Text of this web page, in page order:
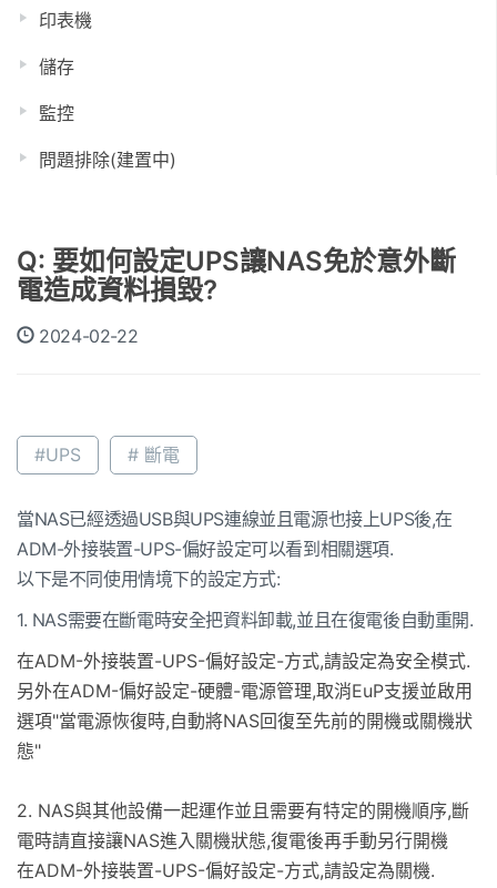
印表機
儲存
監控
問題排除(建置中)
Q: 要如何設定UPS讓NAS免於意外斷
電造成資料損毀?
2024-02-22
#UPS # 斷電
當NAS已經透過USB與UPS連線並且電源也接上UPS後,在
ADM-外接裝置-UPS-偏好設定可以看到相關選項.
以下是不同使用情境下的設定方式:
1. NAS需要在斷電時安全把資料卸載,並且在復電後自動重開.
在ADM-外接裝置-UPS-偏好設定-方式,請設定為安全模式.
另外在ADM-偏好設定-硬體-電源管理,取消EuP支援並啟用
選項"當電源恢復時,自動將NAS回復至先前的開機或關機狀
態"
2. NAS與其他設備一起運作並且需要有特定的開機順序,斷
電時請直接讓NAS進入關機狀態,復電後再手動另行開機
在ADM-外接裝置-UPS-偏好設定-方式,請設定為關機.